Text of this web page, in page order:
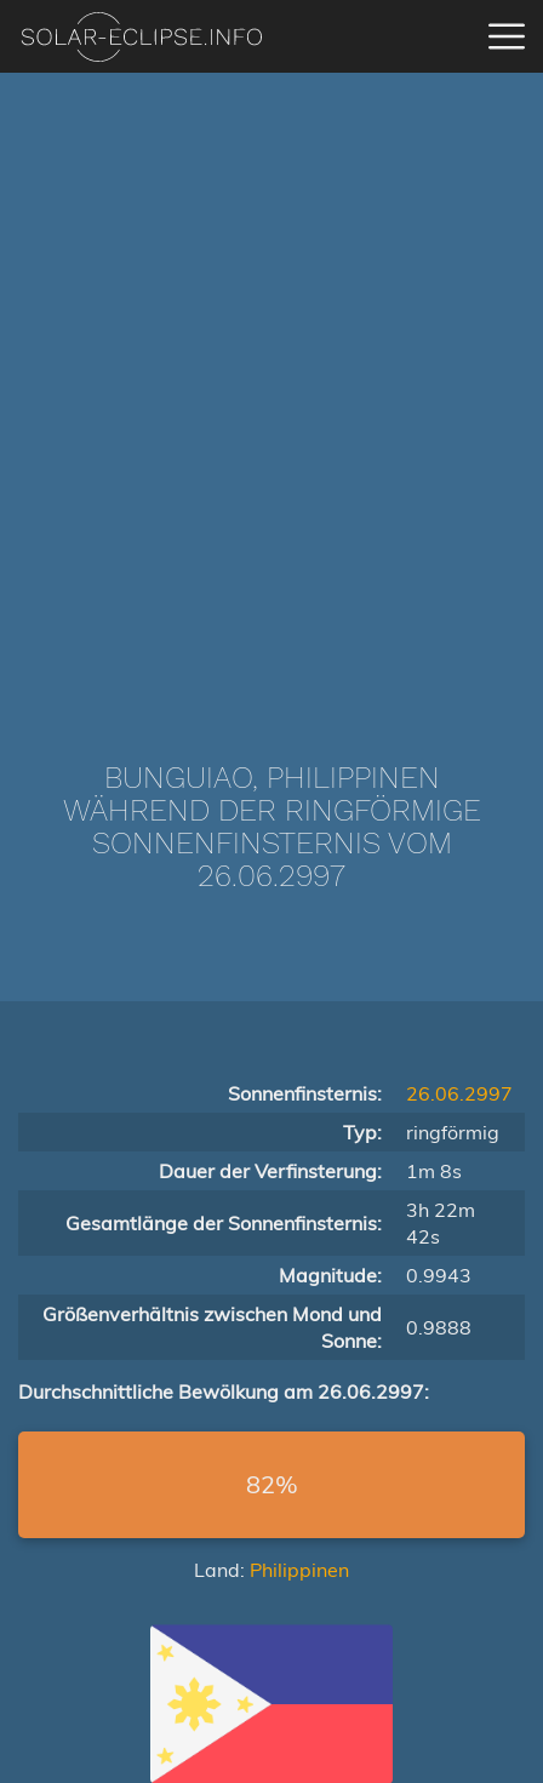
BUNGUIAO, PHILIPPINEN
WÄHREND DER RINGFÖRMIGE
SONNENFINSTERNIS VOM
26.06.2997
Sonnenfinsternis:
26.06.2997
Typ:
ringförmig
Dauer der Verfinsterung:
1m 8s
Gesamtlänge der Sonnenfinsternis:
3h 22m
42s
Magnitude:
0.9943
Größenverhältnis zwischen Mond und
Sonne:
0.9888
Durchschnittliche Bewölkung am 26.06.2997:
82%
Land: Philippinen